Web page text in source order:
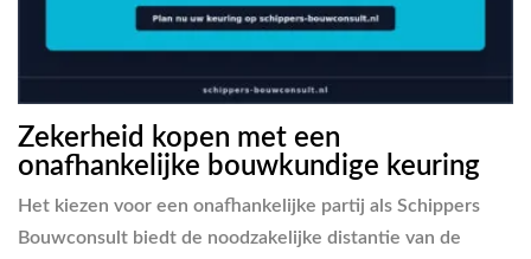
Zekerheid kopen met een
onafhankelijke bouwkundige keuring
Het kiezen voor een onafhankelijke partij als Schippers
Bouwconsult biedt de noodzakelijke distantie van de